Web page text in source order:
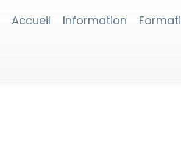
Accueil Information